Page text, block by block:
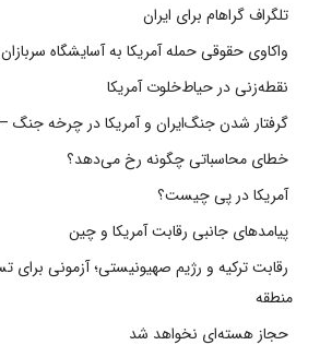
تلگراف گراهام برای ایران
واکاوی حقوقی حمله آمریکا به آسایشگاه سربازان
نقطه‌زنی در حیاط‌خلوت آمریکا
گرفتار شدن جنگ‌ایران و آمریکا در چرخه
خطای محاسباتی چگونه رخ می‌دهد؟
آمریکا در پی چیست؟
پیامدهای جانبی رقابت آمریکا و چین
رقابت ترکیه و رژیم صهیونیستی؛ آزمونی
منطقه
حجاز هسته‌ای نخواهد شد